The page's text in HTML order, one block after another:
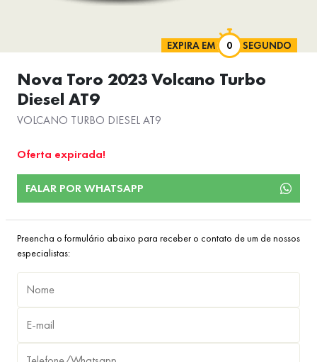
EXPIRA EM SEGUNDO
Nova Toro 2023 Volcano Turbo
Diesel AT9
VOLCANO TURBO DIESEL AT9
Oferta expirada!
FALAR POR WHATSAPP
Preencha o formulário abaixo para receber o contato de um de nossos
especialistas: